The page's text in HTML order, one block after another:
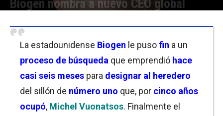
Biogen nombra a nuevo CEO global
La estadounidense Biogen le pusofin a un
proceso de búsqueda que emprendió hace
casi seis meses para designar al heredero
del sillón de número uno que, por cinco años
ocupó, Michel Vuonatsos. Finalmente el